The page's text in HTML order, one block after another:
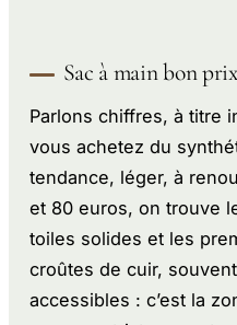
Sac à main bon
Parlons chiffres, à titre
vous achetez du
tendance, léger, à
et 80 euros, on trouve
toiles solides et les
croûtes de cuir,
accessibles : c’est la